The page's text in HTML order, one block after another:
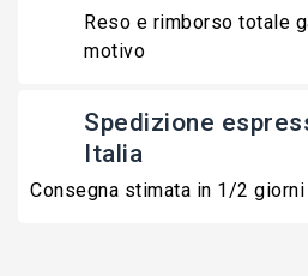
Reso e rimborso totale
motivo
Spedizione
Italia
Consegna stimata in 1/2